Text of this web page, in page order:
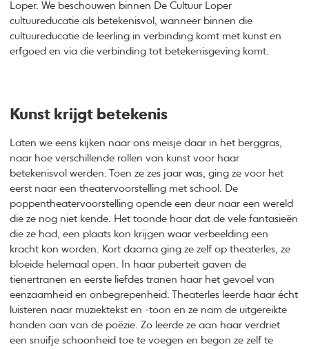
Loper. We beschouwen binnen De Cultuur Loper
cultuureducatie als betekenisvol, wanneer binnen die
cultuureducatie de leerling in verbinding komt met kunst en
erfgoed en via die verbinding tot betekenisgeving komt.
Kunst krijgt betekenis
Laten we eens kijken naar ons meisje daar in het berggras,
naar hoe verschillende rollen van kunst voor haar
betekenisvol werden. Toen ze zes jaar was, ging ze voor het
eerst naar een theatervoorstelling met school. De
poppentheatervoorstelling opende een deur naar een wereld
die ze nog niet kende. Het toonde haar dat de vele fantasieën
die ze had, een plaats kon krijgen waar verbeelding een
kracht kon worden. Kort daarna ging ze zelf op theaterles, ze
bloeide helemaal open. In haar puberteit gaven de
tienertranen en eerste liefdes tranen haar het gevoel van
eenzaamheid en onbegrepenheid. Theaterles leerde haar écht
luisteren naar muziektekst en -toon en ze nam de uitgereikte
handen aan van de poëzie. Zo leerde ze aan haar verdriet
een snuifje schoonheid toe te voegen en begon ze zelf te